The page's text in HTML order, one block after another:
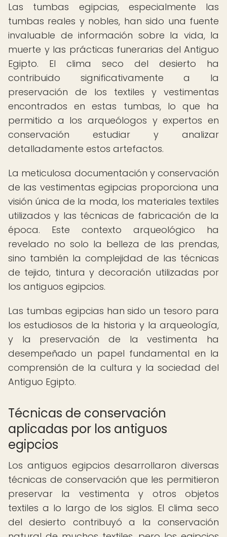
Las tumbas egipcias, especialmente las
tumbas reales y nobles, han sido una fuente
invaluable de información sobre la vida, la
muerte y las prácticas funerarias del Antiguo
Egipto. El clima seco del desierto ha
contribuido significativamente a la
preservación de los textiles y vestimentas
encontrados en estas tumbas, lo que ha
permitido a los arqueólogos y expertos en
conservación estudiar y analizar
detalladamente estos artefactos.
La meticulosa documentación y conservación
de las vestimentas egipcias proporciona una
visión única de la moda, los materiales textiles
utilizados y las técnicas de fabricación de la
época. Este contexto arqueológico ha
revelado no solo la belleza de las prendas,
sino también la complejidad de las técnicas
de tejido, tintura y decoración utilizadas por
los antiguos egipcios.
Las tumbas egipcias han sido un tesoro para
los estudiosos de la historia y la arqueología,
y la preservación de la vestimenta ha
desempeñado un papel fundamental en la
comprensión de la cultura y la sociedad del
Antiguo Egipto.
Técnicas de conservación
aplicadas por los antiguos
egipcios
Los antiguos egipcios desarrollaron diversas
técnicas de conservación que les permitieron
preservar la vestimenta y otros objetos
textiles a lo largo de los siglos. El clima seco
del desierto contribuyó a la conservación